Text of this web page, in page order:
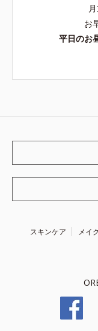
お
平日のお
スキンケア メイク